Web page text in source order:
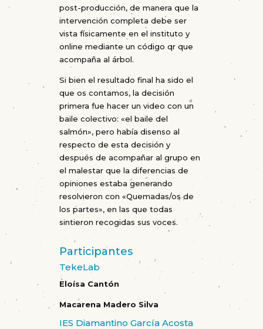
post-producción, de manera que la
intervención completa debe ser
vista físicamente en el instituto y
online mediante un código qr que
acompaña al árbol.
Si bien el resultado final ha sido el
que os contamos, la decisión
primera fue hacer un video con un
baile colectivo: «el baile del
salmón», pero había disenso al
respecto de esta decisión y
después de acompañar al grupo en
el malestar que la diferencias de
opiniones estaba generando
resolvieron con «Quemadas/os de
los partes», en las que todas
sintieron recogidas sus voces.
Participantes
TekeLab
Eloísa Cantón
Macarena Madero Silva
IES Diamantino García Acosta